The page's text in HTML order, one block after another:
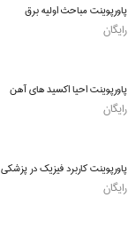
پاورپوینت مباحث اولیه برق
رایگان
پاورپوینت احیا اکسید های آهن
رایگان
پاورپوینت کاربرد فیزیک در پزشکی
رایگان